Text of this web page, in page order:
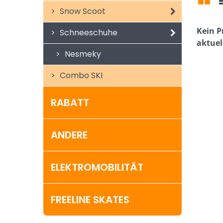
Snow Scoot
Schneeschuhe
Nesmeky
Combo SKI
RABATT
ANDERE
ELEKTROMOBILITÄT
FREELINE SKATES